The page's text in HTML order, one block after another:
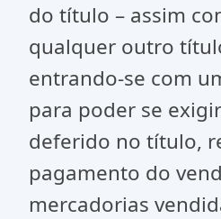
do título – assim
qualquer outro
entrando-se com
para poder se
deferido no título,
pagamento do
mercadorias